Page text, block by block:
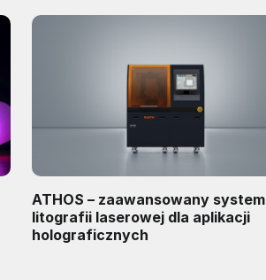
ATHOS – zaawansowany system
litografii laserowej dla aplikacji
holograficznych